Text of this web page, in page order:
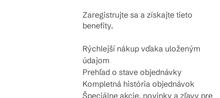
Zaregistrujte sa a získajte tieto
benefity.
Rýchlejší nákup vďaka uloženým
údajom
Prehľad o stave objednávky
Kompletná história objednávok
Špeciálne akcie, novinky a zľavy pre